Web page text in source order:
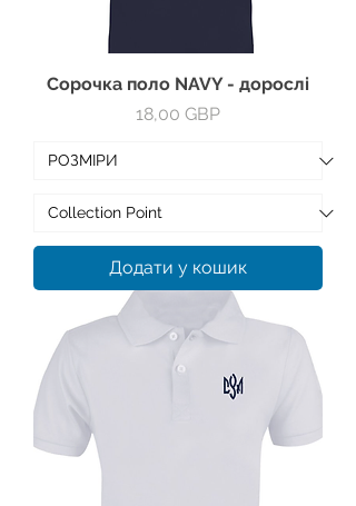
Сорочка поло NAVY - дорослі
Ціна
18,00 GBP
Додати у кошик